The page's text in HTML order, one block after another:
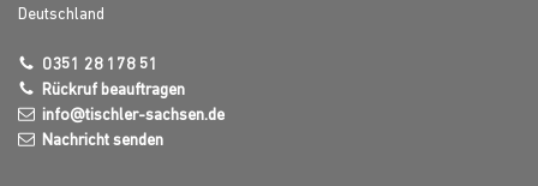
Deutschland
0351 28 178 51
Rückruf beauftragen
info@tischler-sachsen.de
Nachricht senden